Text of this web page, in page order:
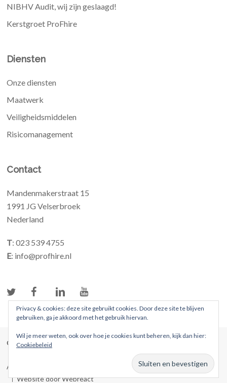
NIBHV Audit, wij zijn geslaagd!
Kerstgroet ProFhire
Diensten
Onze diensten
Maatwerk
Veiligheidsmiddelen
Risicomanagement
Contact
Mandenmakerstraat 15
1991 JG Velserbroek
Nederland
T: 023 539 4755
E: info@profhire.nl
© 2026 ProFhire. Alle rechten voorbehouden
Algemene voorwaarden
Privacybeleid
Website door Webreact
Privacy & cookies: deze site gebruikt cookies. Door deze site te blijven
gebruiken, ga je akkoord met het gebruik hiervan.
Wil je meer weten, ook over hoe je cookies kunt beheren, kijk dan hier:
Cookiebeleid